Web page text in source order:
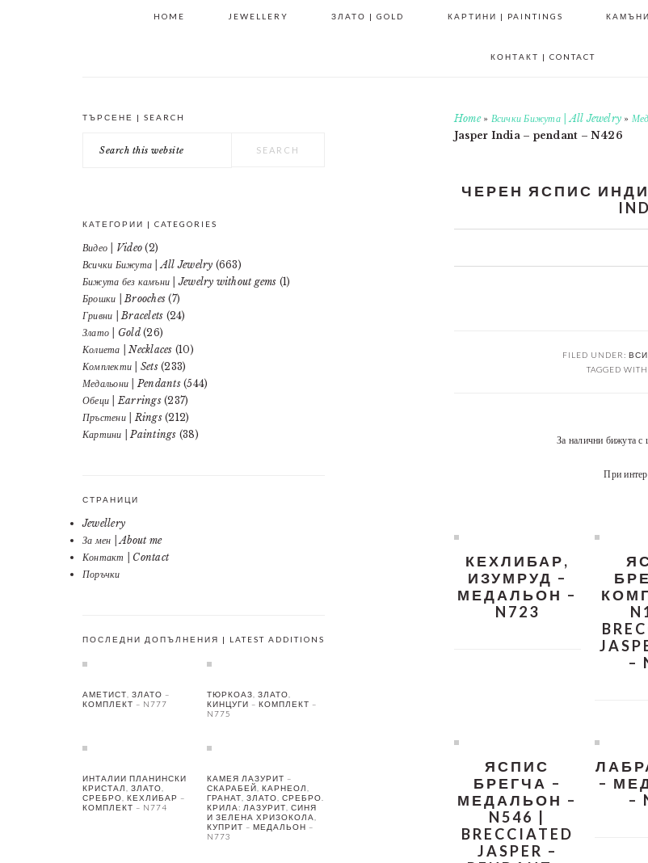
HOME JEWELLERY ЗЛАТО | GOLD КАРТИНИ | PAINTINGS КАМЪНИ
КОНТАКТ | CONTACT
Home» Всички Бижута | All Jewelry »
Jasper India – pendant – N426
ЧЕРЕН ЯСПИС
FILED UNDER:
TAGGED
За налични бижута с
При
КЕХЛИБАР,
ИЗУМРУД –
МЕДАЛЬОН –
N723
–
ЯСПИС
БРЕГЧА –
МЕДАЛЬОН –
N546 |
BRECCIATED
JASPER –
–
–
PRIMARY
SIDEBAR
ТЪРСЕНЕ | SEARCH
this
КАТЕГОРИИ | CATEGORIES
Видео | Video (2)
Всички Бижута | All Jewelry (663)
Бижута без камъни | Jewelry without gems (1)
Брошки | Brooches (7)
Гривни | Bracelets (24)
Злато | Gold(26)
Колиета | Necklaces (10)
Комплекти | Sets(233)
Медальони | Pendants(544)
Обеци | Earrings(237)
Пръстени | Rings(212)
Картини | Paintings (38)
СТРАНИЦИ
Jewellery
За мен | About me
Контакт | Contact
Поръчки
ПОСЛЕДНИ ДОПЪЛНЕНИЯ | LATEST ADDITIONS
АМЕТИСТ, ЗЛАТО –
КОМПЛЕКТ – N777
ТЮРКОАЗ, ЗЛАТО,
КИНЦУГИ – КОМПЛЕКТ –
N775
ИНТАЛИИ ПЛАНИНСКИ
КРИСТАЛ, ЗЛАТО,
СРЕБРО, КЕХЛИБАР –
КОМПЛЕКТ – N774
КАМЕЯ ЛАЗУРИТ –
СКАРАБЕЙ, КАРНЕОЛ,
ГРАНАТ, ЗЛАТО, СРЕБРО.
КРИЛА: ЛАЗУРИТ, СИНЯ
И ЗЕЛЕНА ХРИЗОКОЛА,
КУПРИТ – МЕДАЛЬОН –
N773